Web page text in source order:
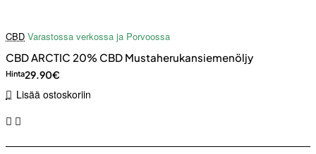
CBD Varastossa verkossa ja Porvoossa
CBD ARCTIC 20% CBD Mustaherukansiemenöljy
Hinta29.90€
Lisää ostoskoriin